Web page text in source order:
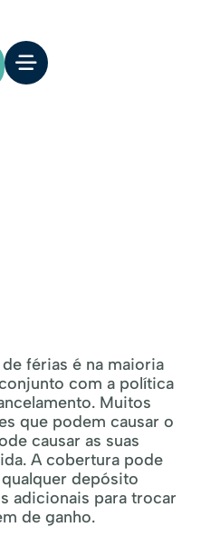
férias é na maioria
com a política
Muitos
que podem causar o
causar as suas
A cobertura pode
depósito
adicionais para trocar
de ganho.